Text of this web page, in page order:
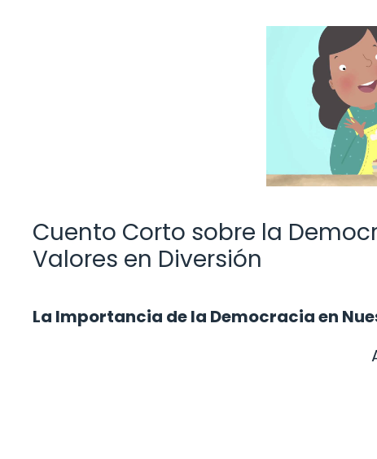
Cuento Corto sobre la
Valores en Diversión
La Importancia de la Democracia en